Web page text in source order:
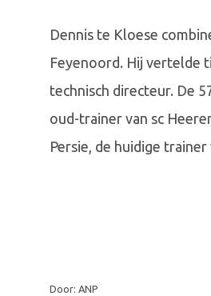
Dennis te Kloese
Feyenoord. Hij vertelde
technisch directeur. De
oud-trainer van sc
Persie, de huidige
Door: ANP